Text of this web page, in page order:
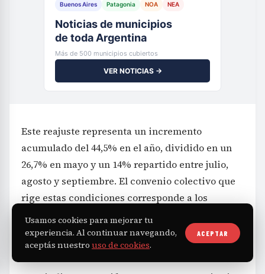
Buenos Aires Patagonia NOA NEA
Noticias de municipios
de toda Argentina
Más de 500 municipios cubiertos
VER NOTICIAS →
Este reajuste representa un incremento
acumulado del 44,5% en el año, dividido en un
26,7% en mayo y un 14% repartido entre julio,
agosto y septiembre. El convenio colectivo que
rige estas condiciones corresponde a los
números 387/04 y 388/04, que amparan a estos
trabajadores desmotadores en las provincias
mencionadas.
Usamos cookies para mejorar tu
experiencia. Al continuar navegando,
aceptás nuestro uso de cookies.
ACEPTAR